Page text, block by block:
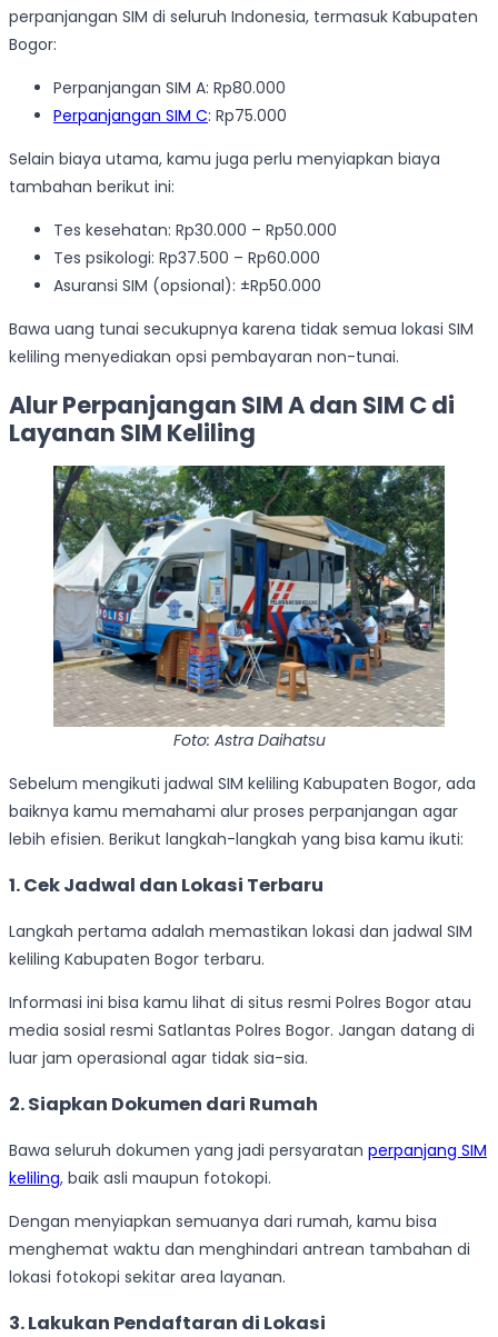
perpanjangan SIM di seluruh Indonesia, termasuk Kabupaten
Bogor:
Perpanjangan SIM A: Rp80.000
Perpanjangan SIM C: Rp75.000
Selain biaya utama, kamu juga perlu menyiapkan biaya
tambahan berikut ini:
Tes kesehatan: Rp30.000 – Rp50.000
Tes psikologi: Rp37.500 – Rp60.000
Asuransi SIM (opsional): ±Rp50.000
Bawa uang tunai secukupnya karena tidak semua lokasi SIM
keliling menyediakan opsi pembayaran non-tunai.
Alur Perpanjangan SIM A dan SIM C di
Layanan SIM Keliling
Foto: Astra Daihatsu
Sebelum mengikuti jadwal SIM keliling Kabupaten Bogor, ada
baiknya kamu memahami alur proses perpanjangan agar
lebih efisien. Berikut langkah-langkah yang bisa kamu ikuti:
1. Cek Jadwal dan Lokasi Terbaru
Langkah pertama adalah memastikan lokasi dan jadwal SIM
keliling Kabupaten Bogor terbaru.
Informasi ini bisa kamu lihat di situs resmi Polres Bogor atau
media sosial resmi Satlantas Polres Bogor. Jangan datang di
luar jam operasional agar tidak sia-sia.
2. Siapkan Dokumen dari Rumah
Bawa seluruh dokumen yang jadi persyaratan perpanjang SIM
keliling, baik asli maupun fotokopi.
Dengan menyiapkan semuanya dari rumah, kamu bisa
menghemat waktu dan menghindari antrean tambahan di
lokasi fotokopi sekitar area layanan.
3. Lakukan Pendaftaran di Lokasi